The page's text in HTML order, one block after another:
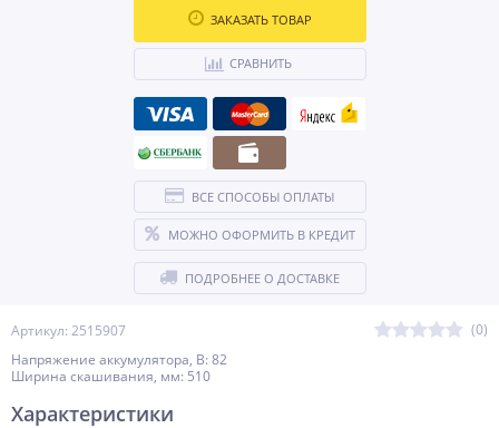
Артикул: 2515907
(0)
Напряжение аккумулятора, В: 82
Ширина скашивания, мм: 510
ЗАКАЗАТЬ ТОВАР
СРАВНИТЬ
ВСЕ СПОСОБЫ ОПЛАТЫ
МОЖНО ОФОРМИТЬ В КРЕДИТ
ПОДРОБНЕЕ О ДОСТАВКЕ
Характеристики